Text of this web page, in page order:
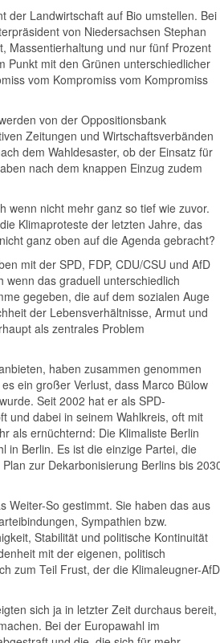
der Landwirtschaft auf Bio umstellen. Bei
von Niedersachsen Stephan
Massentierhaltung und nur fünf Prozent
Punkt mit den Grünen unterschiedlicher
vom Kompromiss vom Kompromiss
von der Oppositionsbank
Zeitungen und Wirtschaftsverbänden
dem Wahldesaster, ob der Einsatz für
nach dem knappen Einzug zudem
wenn nicht mehr ganz so tief wie zuvor.
Klimaproteste der letzten Jahre, das
ganz oben auf die Agenda gebracht?
mit der SPD, FDP, CDU/CSU und AfD
wenn das graduell unterschiedlich
gegeben, die auf dem sozialen Auge
der Lebensverhältnisse, Armut und
als zentrales Problem
haben zusammen genommen
ein großer Verlust, dass Marco Bülow
Seit 2002 hat er als SPD-
und dabei in seinem Wahlkreis, oft mit
als ernüchternd: Die Klimaliste Berlin
in Berlin. Es ist die einzige Partei, die
zur Dekarbonisierung Berlins bis
Weiter-So gestimmt. Sie haben das aus
Sympathien bzw.
Stabilität und politische Kontinuität
mit der eigenen, politisch
zum Teil Frust, der die Klimaleugner-AfD
sich ja in letzter Zeit durchaus bereit,
Bei der Europawahl im